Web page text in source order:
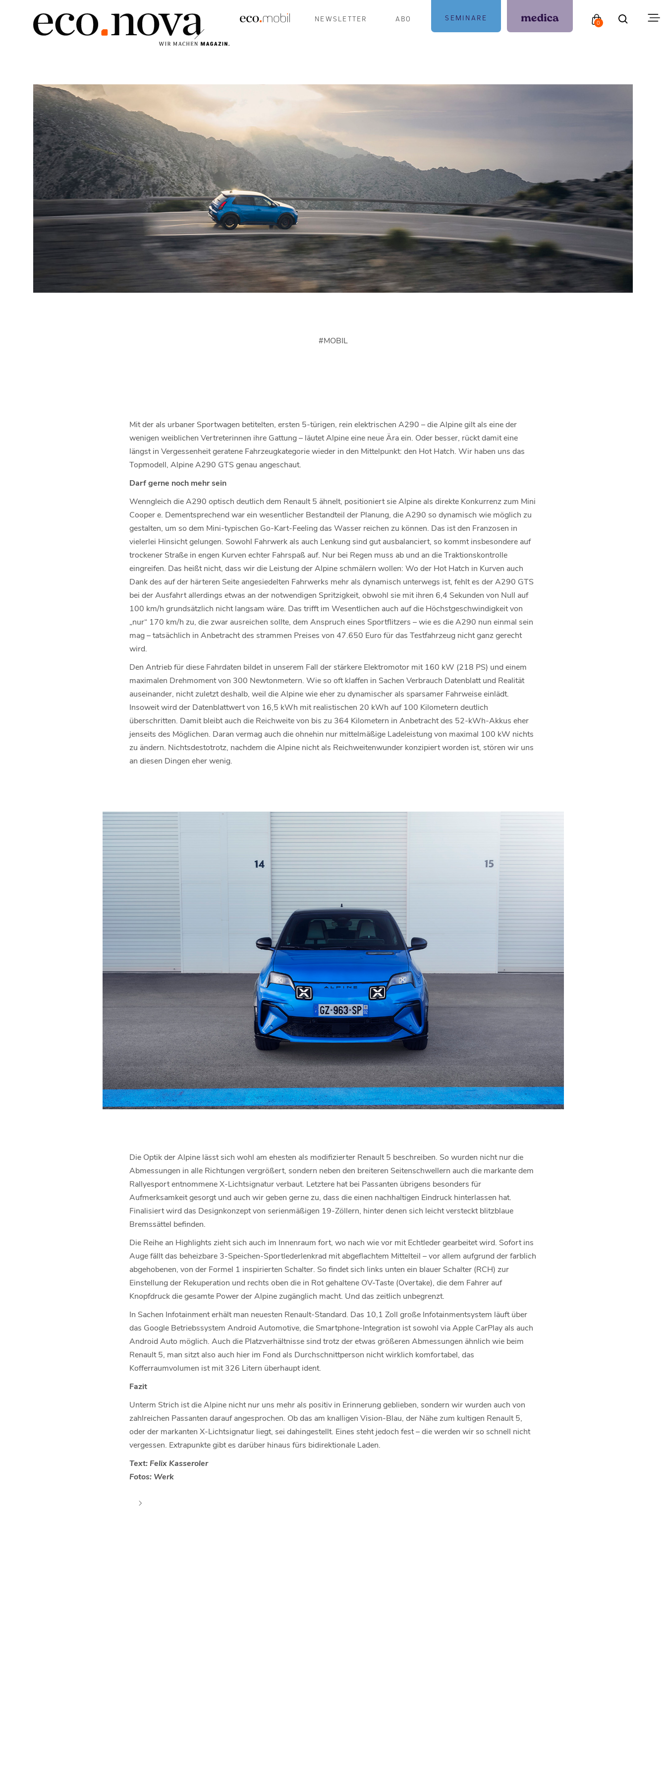
NEWSLETTER ABO SEMINARE
0
#MOBIL
Mit der als urbaner Sportwagen betitelten, ersten 5-türigen, rein elektrischen A290 – die Alpine gilt als eine der
wenigen weiblichen Vertreterinnen ihre Gattung – läutet Alpine eine neue Ära ein. Oder besser, rückt damit eine
längst in Vergessenheit geratene Fahrzeugkategorie wieder in den Mittelpunkt: den Hot Hatch. Wir haben uns das
Topmodell, Alpine A290 GTS genau angeschaut.
Darf gerne noch mehr sein
Wenngleich die A290 optisch deutlich dem Renault 5 ähnelt, positioniert sie Alpine als direkte Konkurrenz zum Mini
Cooper e. Dementsprechend war ein wesentlicher Bestandteil der Planung, die A290 so dynamisch wie möglich zu
gestalten, um so dem Mini-typischen Go-Kart-Feeling das Wasser reichen zu können. Das ist den Franzosen in
vielerlei Hinsicht gelungen. Sowohl Fahrwerk als auch Lenkung sind gut ausbalanciert, so kommt insbesondere auf
trockener Straße in engen Kurven echter Fahrspaß auf. Nur bei Regen muss ab und an die Traktionskontrolle
eingreifen. Das heißt nicht, dass wir die Leistung der Alpine schmälern wollen: Wo der Hot Hatch in Kurven auch
Dank des auf der härteren Seite angesiedelten Fahrwerks mehr als dynamisch unterwegs ist, fehlt es der A290 GTS
bei der Ausfahrt allerdings etwas an der notwendigen Spritzigkeit, obwohl sie mit ihren 6,4 Sekunden von Null auf
100 km/h grundsätzlich nicht langsam wäre. Das trifft im Wesentlichen auch auf die Höchstgeschwindigkeit von
„nur“ 170 km/h zu, die zwar ausreichen sollte, dem Anspruch eines Sportflitzers – wie es die A290 nun einmal sein
mag – tatsächlich in Anbetracht des strammen Preises von 47.650 Euro für das Testfahrzeug nicht ganz gerecht
wird.
Den Antrieb für diese Fahrdaten bildet in unserem Fall der stärkere Elektromotor mit 160 kW (218 PS) und einem
maximalen Drehmoment von 300 Newtonmetern. Wie so oft klaffen in Sachen Verbrauch Datenblatt und Realität
auseinander, nicht zuletzt deshalb, weil die Alpine wie eher zu dynamischer als sparsamer Fahrweise einlädt.
Insoweit wird der Datenblattwert von 16,5 kWh mit realistischen 20 kWh auf 100 Kilometern deutlich
überschritten. Damit bleibt auch die Reichweite von bis zu 364 Kilometern in Anbetracht des 52-kWh-Akkus eher
jenseits des Möglichen. Daran vermag auch die ohnehin nur mittelmäßige Ladeleistung von maximal 100 kW nichts
zu ändern. Nichtsdestotrotz, nachdem die Alpine nicht als Reichweitenwunder konzipiert worden ist, stören wir uns
an diesen Dingen eher wenig.
Die Optik der Alpine lässt sich wohl am ehesten als modifizierter Renault 5 beschreiben. So wurden nicht nur die
Abmessungen in alle Richtungen vergrößert, sondern neben den breiteren Seitenschwellern auch die markante dem
Rallyesport entnommene X-Lichtsignatur verbaut. Letztere hat bei Passanten übrigens besonders für
Aufmerksamkeit gesorgt und auch wir geben gerne zu, dass die einen nachhaltigen Eindruck hinterlassen hat.
Finalisiert wird das Designkonzept von serienmäßigen 19-Zöllern, hinter denen sich leicht versteckt blitzblaue
Bremssättel befinden.
Die Reihe an Highlights zieht sich auch im Innenraum fort, wo nach wie vor mit Echtleder gearbeitet wird. Sofort ins
Auge fällt das beheizbare 3-Speichen-Sportlederlenkrad mit abgeflachtem Mittelteil – vor allem aufgrund der farblich
abgehobenen, von der Formel 1 inspirierten Schalter. So findet sich links unten ein blauer Schalter (RCH) zur
Einstellung der Rekuperation und rechts oben die in Rot gehaltene OV-Taste (Overtake), die dem Fahrer auf
Knopfdruck die gesamte Power der Alpine zugänglich macht. Und das zeitlich unbegrenzt.
In Sachen Infotainment erhält man neuesten Renault-Standard. Das 10,1 Zoll große Infotainmentsystem läuft über
das Google Betriebssystem Android Automotive, die Smartphone-Integration ist sowohl via Apple CarPlay als auch
Android Auto möglich. Auch die Platzverhältnisse sind trotz der etwas größeren Abmessungen ähnlich wie beim
Renault 5, man sitzt also auch hier im Fond als Durchschnittperson nicht wirklich komfortabel, das
Kofferraumvolumen ist mit 326 Litern überhaupt ident.
Fazit
Unterm Strich ist die Alpine nicht nur uns mehr als positiv in Erinnerung geblieben, sondern wir wurden auch von
zahlreichen Passanten darauf angesprochen. Ob das am knalligen Vision-Blau, der Nähe zum kultigen Renault 5,
oder der markanten X-Lichtsignatur liegt, sei dahingestellt. Eines steht jedoch fest – die werden wir so schnell nicht
vergessen. Extrapunkte gibt es darüber hinaus fürs bidirektionale Laden.
Text: Felix Kasseroler
Fotos: Werk